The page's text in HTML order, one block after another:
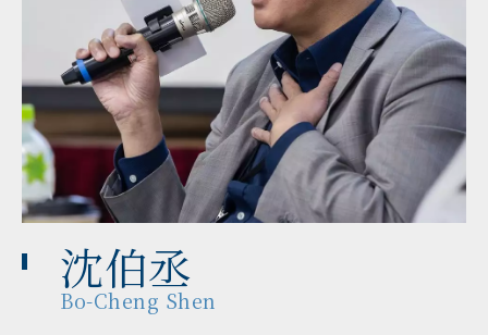
沈伯丞
Bo-Cheng Shen